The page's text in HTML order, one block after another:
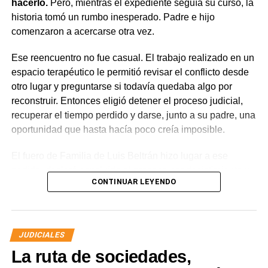
contravencional no impide que el dueño del perro
lesionado reclame por la vía civil una indemnización
por los daños que considere haber sufrido.
hacerlo.Pero, mientras el expediente seguía su curso, la
historia tomó un rumbo inesperado. Padre e hijo
comenzaron a acercarse otra vez.
Ese reencuentro no fue casual. El trabajo realizado en un
espacio terapéutico le permitió revisar el conflicto desde
otro lugar y preguntarse si todavía quedaba algo por
reconstruir. Entonces eligió detener el proceso judicial,
recuperar el tiempo perdido y darse, junto a su padre, una
oportunidad que hasta hacía poco creía imposible.
pedido, declaró concluido el proceso por desistimiento y
ordenó el archivo de las actuaciones. La jueza consideró
la legislación para poner fin al expediente.
El joven había promovido la acción para solicitar la
supresión de su apellido paterno. Durante la etapa inicial
CONTINUAR LEYENDO
JUDICIALES
La ruta de sociedades,